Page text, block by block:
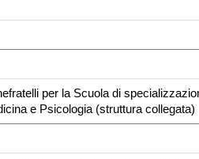
per la Scuola di
e Psicologia (struttura collegata)